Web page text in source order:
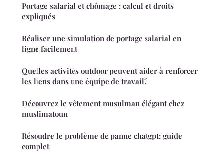
Portage salarial et chômage : calcul et droits
expliqués
Réaliser une simulation de portage salarial en
ligne facilement
Quelles activités outdoor peuvent aider à renforcer
les liens dans une équipe de travail?
Découvrez le vêtement musulman élégant chez
muslimatoun
Résoudre le problème de panne chatgpt: guide
complet